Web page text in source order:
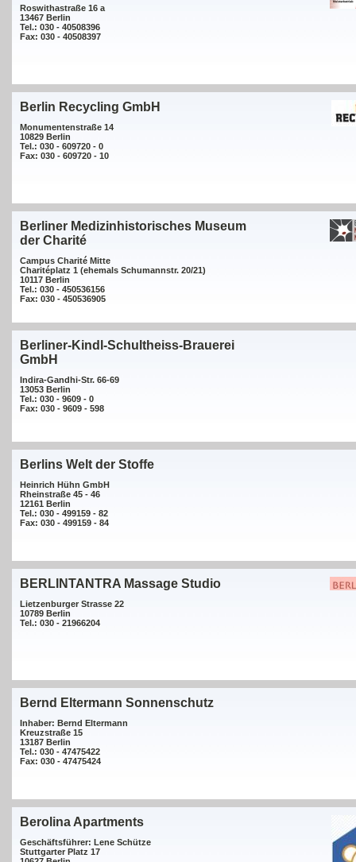
Roswithastraße 16 a
13467 Berlin
Tel.: 030 - 40508396
Fax: 030 - 40508397
Berlin Recycling GmbH
Monumentenstraße 14
10829 Berlin
Tel.: 030 - 609720 - 0
Fax: 030 - 609720 - 10
Berliner Medizinhistorisches Museum
der Charité
Campus Charité Mitte
Charitéplatz 1 (ehemals Schumannstr. 20/21)
10117 Berlin
Tel.: 030 - 450536156
Fax: 030 - 450536905
Berliner-Kindl-Schultheiss-Brauerei
GmbH
Indira-Gandhi-Str. 66-69
13053 Berlin
Tel.: 030 - 9609 - 0
Fax: 030 - 9609 - 598
Berlins Welt der Stoffe
Heinrich Hühn GmbH
Rheinstraße 45 - 46
12161 Berlin
Tel.: 030 - 499159 - 82
Fax: 030 - 499159 - 84
BERLINTANTRA Massage Studio
Lietzenburger Strasse 22
10789 Berlin
Tel.: 030 - 21966204
Bernd Eltermann Sonnenschutz
Inhaber: Bernd Eltermann
Kreuzstraße 15
13187 Berlin
Tel.: 030 - 47475422
Fax: 030 - 47475424
Berolina Apartments
Geschäftsführer: Lene Schütze
Stuttgarter Platz 17